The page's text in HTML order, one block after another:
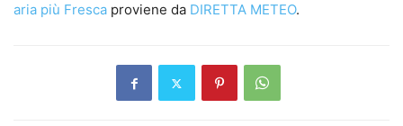
aria più Fresca proviene da DIRETTA METEO.